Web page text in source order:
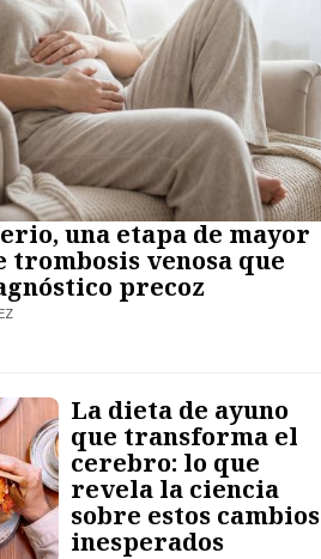
una etapa de mayor
trombosis venosa que
precoz
La dieta de ayuno
que transforma el
cerebro: lo que
revela la ciencia
sobre estos cambios
inesperados